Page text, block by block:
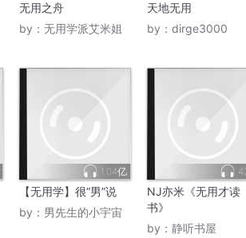
无用之舟
by： 无用学派艾米姐
天地无用
by： dirge3000
1.04亿
【无用学】很“男”说
by： 男先生的小宇宙
NJ亦米《无用才读
书》
by： 静听书屋